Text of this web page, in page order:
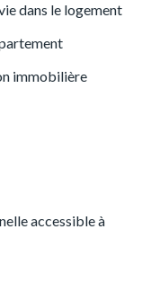
dans le logement
immobilière
accessible à